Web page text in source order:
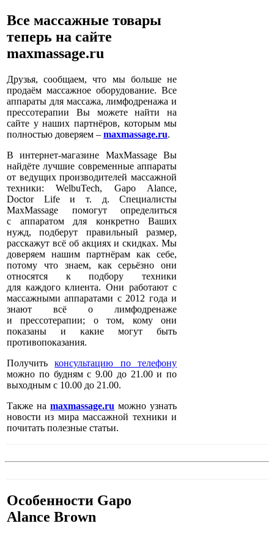
Все массажные товары
теперь на сайте
maxmassage.ru
Друзья, сообщаем, что мы больше не
продаём массажное оборудование. Все
аппараты для массажа, лимфодренажа и
прессотерапии Вы можете найти на
сайте у наших партнёров, которым мы
полностью доверяем – maxmassage.ru.
В интернет-магазине MaxMassage Вы
найдёте лучшие современные аппараты
от ведущих производителей массажной
техники: WelbuTech, Gapo Alance,
Doctor Life и т. д. Специалисты
MaxMassage помогут определиться
с аппаратом для конкретно Ваших
нужд, подберут правильный размер,
расскажут всё об акциях и скидках. Мы
доверяем нашим партнёрам как себе,
потому что знаем, как серьёзно они
относятся к подбору техники
для каждого клиента. Они работают с
массажными аппаратами с 2012 года и
знают всё о лимфодренаже
и прессотерапии; о том, кому они
показаны и какие могут быть
противопоказания.
Получитьконсультацию по телефону
можно по будням с 9.00 до 21.00 и по
выходным с 10.00 до 21.00.
Также наmaxmassage.ru можно узнать
новости из мира массажной техники и
почитать полезные статьи.
Особенности Gapo
Alance Brown